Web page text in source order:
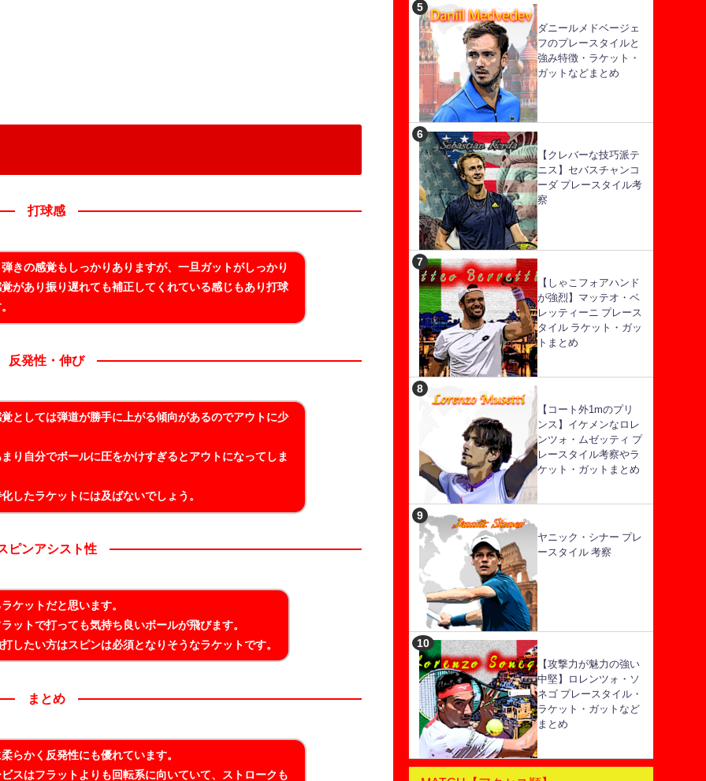
打球感
きの感覚もしっかりありますが、一旦ガットがしっかり
があり振り遅れても補正してくれている感じもあり打球
反発性・伸び
としては弾道が勝手に上がる傾向があるのでアウトに少
り自分でボールに圧をかけすぎるとアウトになってしま
したラケットには及ばないでしょう。
ピンアシスト性
ケットだと思います。
ットで打っても気持ち良いボールが飛びます。
したい方はスピンは必須となりそうなラケットです。
まとめ
らかく反発性にも優れています。
スはフラットよりも回転系に向いていて、ストロークも
ダニールメドベージェ
フのプレースタイルと
強み特徴・ラケット・
ガットなどまとめ
【クレバーな技巧派テ
ニス】セバスチャンコ
ーダ プレースタイル考
察
【しゃこフォアハンド
が強烈】マッテオ・ベ
レッティーニ プレース
タイル ラケット・ガッ
トまとめ
【コート外1mのプリ
ンス】イケメンなロレ
ンツォ・ムゼッティ プ
レースタイル考察やラ
ケット・ガットまとめ
ヤニック・シナー プレ
ースタイル 考察
【攻撃力が魅力の強い
中堅】ロレンツォ・ソ
ネゴ プレースタイル・
ラケット・ガットなど
まとめ